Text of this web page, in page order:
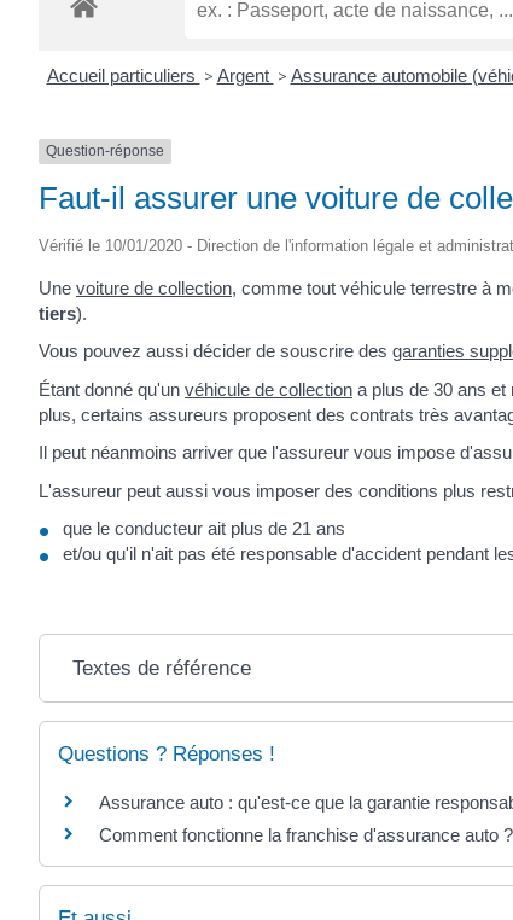
Accueil particuliers > Argent > Assurance automobile
Question-réponse
Faut-il assurer une voiture de
Vérifié le 10/01/2020 - Direction de l'information légale et
Une voiture de collection, comme tout véhicule terrestre à
tiers).
Vous pouvez aussi décider de souscrire des garanties
Étant donné qu'un véhicule de collection a plus de 30 ans et
plus, certains assureurs proposent des contrats très
Il peut néanmoins arriver que l'assureur vous impose
L'assureur peut aussi vous imposer des conditions plus
que le conducteur ait plus de 21 ans
et/ou qu'il n'ait pas été responsable d'accident pendant
Textes de référence
Questions ? Réponses !
Assurance auto : qu'est-ce que la garantie
Comment fonctionne la franchise d'assurance auto ?